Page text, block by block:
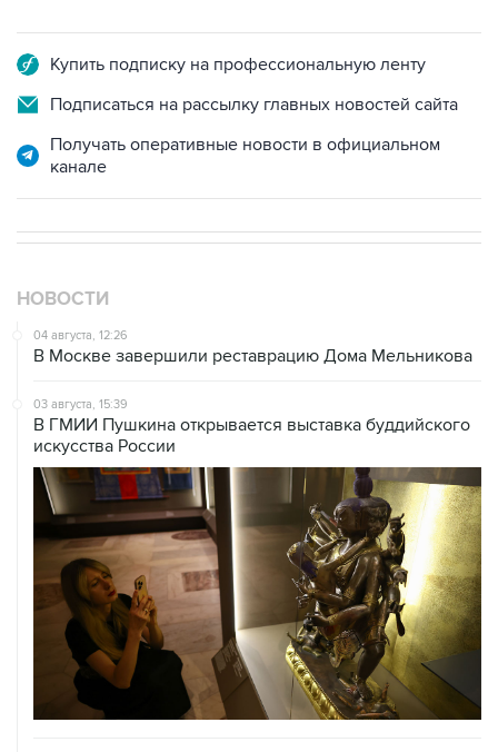
Купить подписку на профессиональную ленту
Подписаться на рассылку главных новостей сайта
Получать оперативные новости в официальном
канале
НОВОСТИ
04 августа, 12:26
В Москве завершили реставрацию Дома Мельникова
03 августа, 15:39
В ГМИИ Пушкина открывается выставка буддийского
искусства России